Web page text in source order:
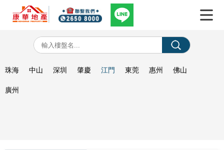
珠海 中山 深圳 肇慶 江門 東莞 惠州 佛山
廣州